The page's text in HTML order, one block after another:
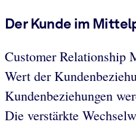
Der Kunde im
Customer Relationship
Wert der
Kundenbeziehungen
Die verstärkte